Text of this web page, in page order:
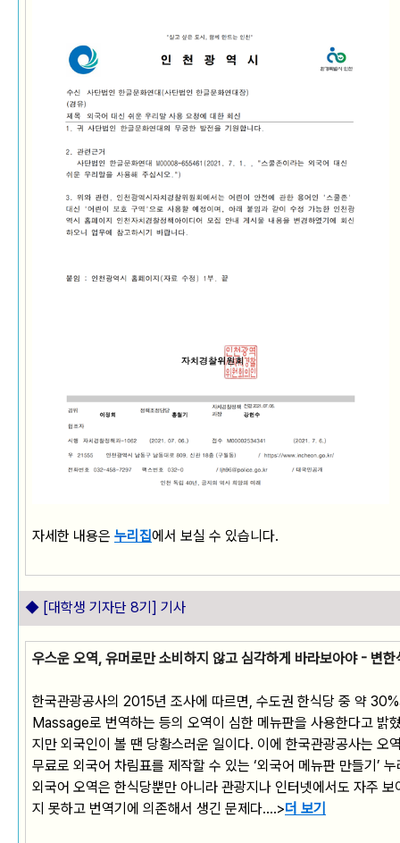
자세한 내용은 누리집에서 보실 수 있습니다.
◆ [대학생 기자단 8기] 기사
우스운 오역, 유머로만 소비하지 않고 심각하게 바라보아야 - 변한
한국관광공사의 2015년 조사에 따르면, 수도권 한식당 중 약
Massage로 번역하는 등의 오역이 심한 메뉴판을 사용한다고 밝
지만 외국인이 볼 땐 당황스러운 일이다. 이에 한국관광공사는
무료로 외국어 차림표를 제작할 수 있는 ‘외국어 메뉴판 만들기’
외국어 오역은 한식당뿐만 아니라 관광지나 인터넷에서도 자주
지 못하고 번역기에 의존해서 생긴 문제다....>더 보기